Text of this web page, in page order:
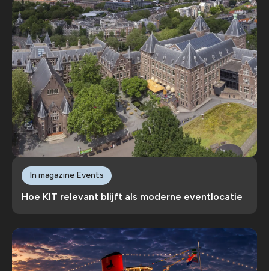
Hoe KIT relevant blijft als moderne eventlocatie
In magazine Events